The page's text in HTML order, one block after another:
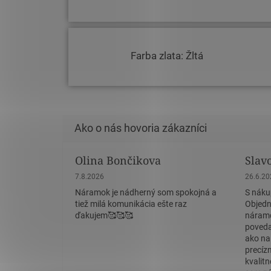
Farba zlata: Žltá
Olina Bončikova
Hodnotenie obchodu je 5 z 5 hviezdičiek.
7.8.2026
Náramok je nádherný som spokojná a
tiež milá komunikácia ešte raz
ďakujem🥰🥰🥰
S
ako